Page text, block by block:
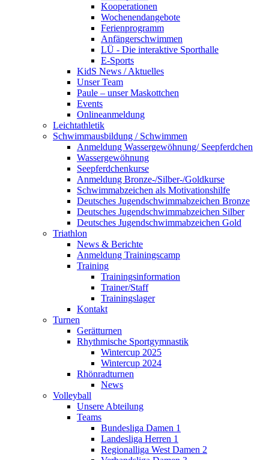
Kooperationen
Wochenendangebote
Ferienprogramm
Anfängerschwimmen
LÜ - Die interaktive Sporthalle
E-Sports
KidS News / Aktuelles
Unser Team
Paule – unser Maskottchen
Events
Onlineanmeldung
Leichtathletik
Schwimmausbildung / Schwimmen
Anmeldung Wassergewöhnung/ Seepferdchen
Wassergewöhnung
Seepferdchenkurse
Anmeldung Bronze-/Silber-/Goldkurse
Schwimmabzeichen als Motivationshilfe
Deutsches Jugendschwimmabzeichen Bronze
Deutsches Jugendschwimmabzeichen Silber
Deutsches Jugendschwimmabzeichen Gold
Triathlon
News & Berichte
Anmeldung Trainingscamp
Training
Trainingsinformation
Trainer/Staff
Trainingslager
Kontakt
Turnen
Gerätturnen
Rhythmische Sportgymnastik
Wintercup 2025
Wintercup 2024
Rhönradturnen
News
Volleyball
Unsere Abteilung
Teams
Bundesliga Damen 1
Landesliga Herren 1
Regionalliga West Damen 2